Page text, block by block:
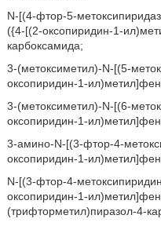
N-[(4-фтор-5-
({4-[(2-оксопиридин-1-
карбоксамида;
3-(метоксиметил)-N-[(5-
оксопиридин-1-
3-(метоксиметил)-N-[(6-
оксопиридин-1-
3-амино-N-[(3-фтор-4-
оксопиридин-1-
N-[(3-фтор-4-
оксопиридин-1-
(трифторметил)пиразол-4-